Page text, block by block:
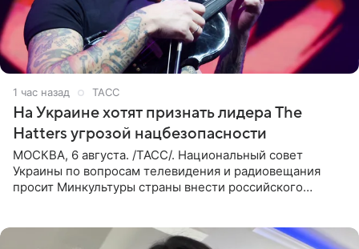
1 час назад ТАСС
На Украине хотят признать лидера The
Hatters угрозой нацбезопасности
МОСКВА, 6 августа. /ТАСС/. Национальный совет
Украины по вопросам телевидения и радиовещания
просит Минкультуры страны внести российского